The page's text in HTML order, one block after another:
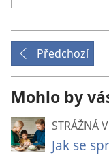
Předchozí
Mohlo by
STRÁŽNÁ
Jak se